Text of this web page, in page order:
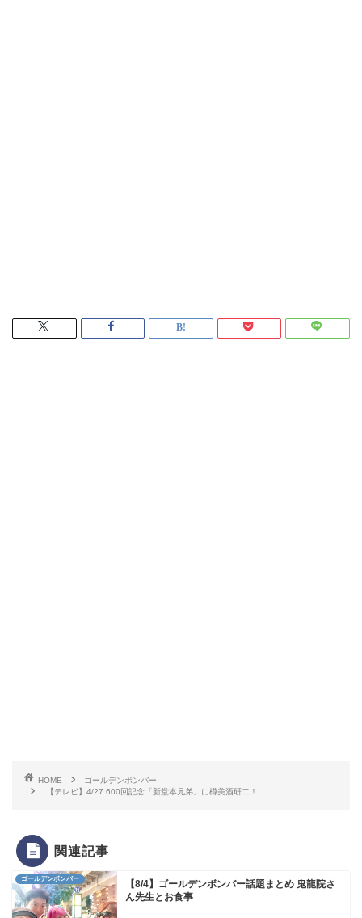
HOME
ゴールデンボンバー
【テレビ】4/27 600回記念「新堂本兄弟」に樽美酒研二！
関連記事
ゴールデンボンバー
【8/4】ゴールデンボンバー話題まとめ 鬼龍院さ
ん先生とお食事